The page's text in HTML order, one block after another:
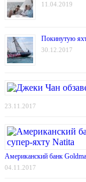
11.04.2019
Покинутую
30.12.2017
23.11.2017
Американский банк
04.11.2017